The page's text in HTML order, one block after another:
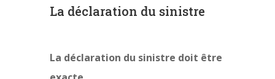
La déclaration du sinistre
La déclaration du sinistre doit être